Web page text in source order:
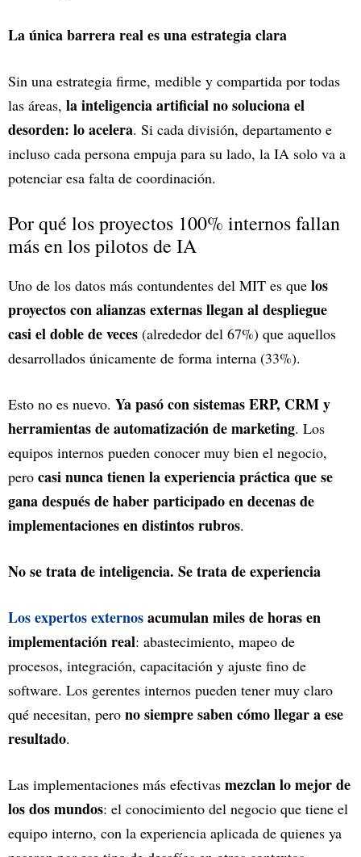
La única barrera real es una estrategia clara
Sin una estrategia firme, medible y compartida por todas
las áreas, la inteligencia artificial no soluciona el
desorden: lo acelera. Si cada división, departamento e
incluso cada persona empuja para su lado, la IA solo va a
potenciar esa falta de coordinación.
Por qué los proyectos 100% internos fallan
más en los pilotos de IA
Uno de los datos más contundentes del MIT es que los
proyectos con alianzas externas llegan al despliegue
casi el doble de veces (alrededor del 67%) que aquellos
desarrollados únicamente de forma interna (33%).
Esto no es nuevo. Ya pasó con sistemas ERP, CRM y
herramientas de automatización de marketing. Los
equipos internos pueden conocer muy bien el negocio,
pero casi nunca tienen la experiencia práctica que se
gana después de haber participado en decenas de
implementaciones en distintos rubros.
No se trata de inteligencia. Se trata de experiencia
Los expertos externosacumulan miles de horas en
implementación real: abastecimiento, mapeo de
procesos, integración, capacitación y ajuste fino de
software. Los gerentes internos pueden tener muy claro
qué necesitan, pero no siempre saben cómo llegar a ese
resultado.
Las implementaciones más efectivas mezclan lo mejor de
los dos mundos: el conocimiento del negocio que tiene el
equipo interno, con la experiencia aplicada de quienes ya